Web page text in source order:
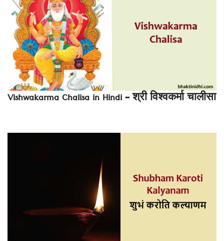
Vishwakarma Chalisa in Hindi – श्री विश्वकर्मा चालीसा